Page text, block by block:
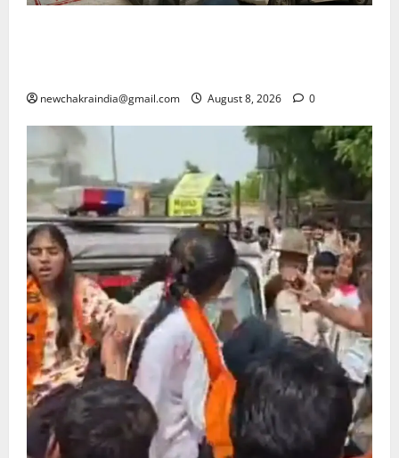
newchakraindia@gmail.com August 8, 2026 0